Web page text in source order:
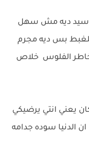
سيد ديه مش سهل
بس ديه مجرم
خاطر الفلوس خلاص
يعني انتي يرضيكي
الدنيا سوده جدامه